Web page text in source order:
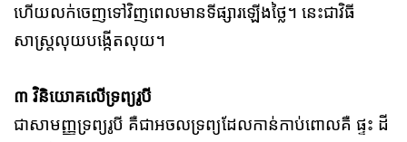
ហើយលក់ចេញទៅវិញពេលមានទីផ្សារឡើងថ្លៃ។ នេះជាវិធី
សាស្រ្តលុយបង្កើតលុយ។
៣ វិនិយោគលើទ្រព្យរូបី
ជាសាមញ្ញទ្រព្យរូបី គឺជាអចលទ្រព្យដែលកាន់កាប់ពោលគឺ ផ្ទះ ដី